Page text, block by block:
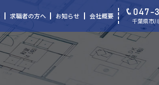
求職者の方へ お知らせ 会社概要 047-
千葉県市